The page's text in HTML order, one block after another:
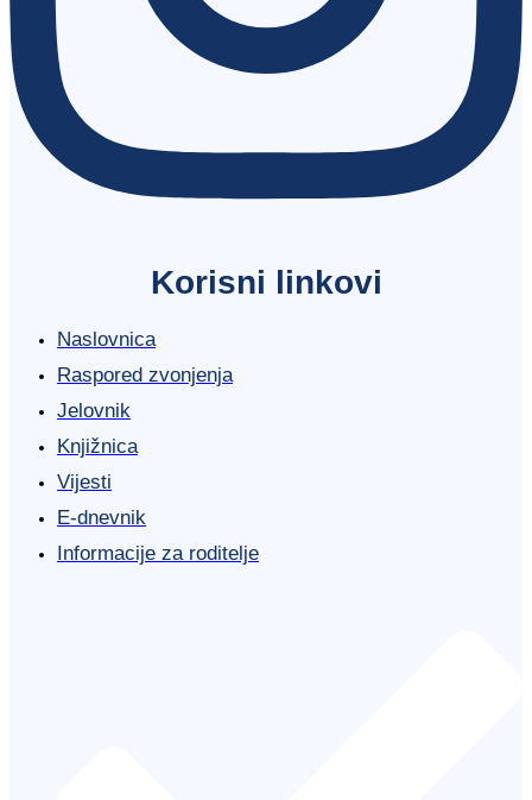
Korisni linkovi
Naslovnica
Raspored zvonjenja
Jelovnik
Knjižnica
Vijesti
E-dnevnik
Informacije za roditelje